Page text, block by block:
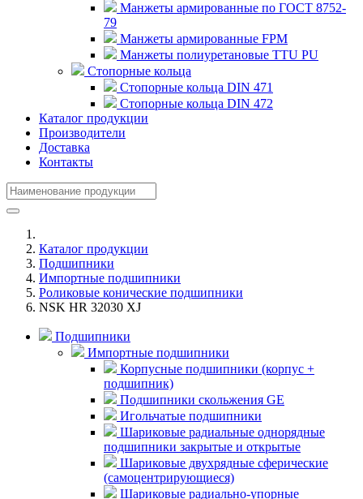
Манжеты армированные по ГОСТ 8752-
79
Манжеты армированные FPM
Манжеты полиуретановые TTU PU
Стопорные кольца
Стопорные кольца DIN 471
Стопорные кольца DIN 472
Каталог продукции
Производители
Доставка
Контакты
Каталог продукции
Подшипники
Импортные подшипники
Роликовые конические подшипники
NSK HR 32030 XJ
Подшипники
Импортные подшипники
Корпусные подшипники (корпус +
подшипник)
Подшипники скольжения GE
Игольчатые подшипники
Шариковые радиальные однорядные
подшипники закрытые и открытые
Шариковые двухрядные сферические
(самоцентрирующиеся)
Шариковые радиально-упорные